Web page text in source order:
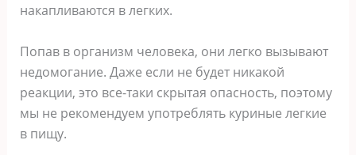
накапливаются в легких.
Попав в организм человека, они легко вызывают
недомогание. Даже если не будет никакой
реакции, это все-таки скрытая опасность, поэтому
мы не рекомендуем употреблять куриные легкие
в пищу.